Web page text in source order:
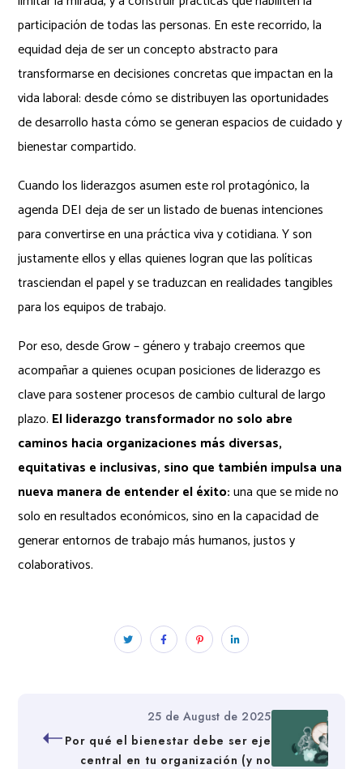
participación de todas las personas. En este recorrido, la
equidad deja de ser un concepto abstracto para
transformarse en decisiones concretas que impactan en la
vida laboral: desde cómo se distribuyen las oportunidades
de desarrollo hasta cómo se generan espacios de cuidado y
bienestar compartido.
Cuando los liderazgos asumen este rol protagónico, la
agenda DEI deja de ser un listado de buenas intenciones
para convertirse en una práctica viva y cotidiana. Y son
justamente ellos y ellas quienes logran que las políticas
trasciendan el papel y se traduzcan en realidades tangibles
para los equipos de trabajo.
Por eso, desde Grow – género y trabajo creemos que
acompañar a quienes ocupan posiciones de liderazgo es
clave para sostener procesos de cambio cultural de largo
plazo. El liderazgo transformador no solo abre
caminos hacia organizaciones más diversas,
equitativas e inclusivas, sino que también impulsa una
nueva manera de entender el éxito:una que se mide no
solo en resultados económicos, sino en la capacidad de
generar entornos de trabajo más humanos, justos y
colaborativos.
25 de August de 2025
Por qué el bienestar debe ser eje
central en tu organización (y no